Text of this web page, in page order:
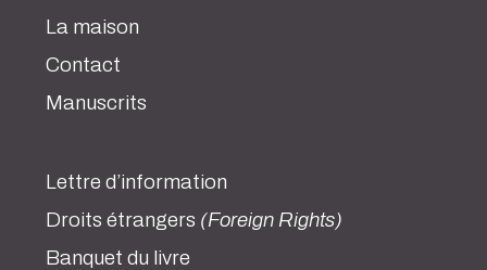
La maison
Contact
Manuscrits
Lettre d’information
Droits étrangers (Foreign Rights)
Banquet du livre